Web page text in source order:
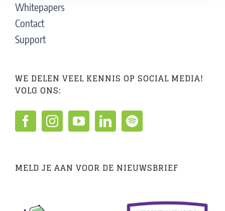
Whitepapers
Contact
Support
WE DELEN VEEL KENNIS OP SOCIAL MEDIA!
VOLG ONS:
MELD JE AAN VOOR DE NIEUWSBRIEF